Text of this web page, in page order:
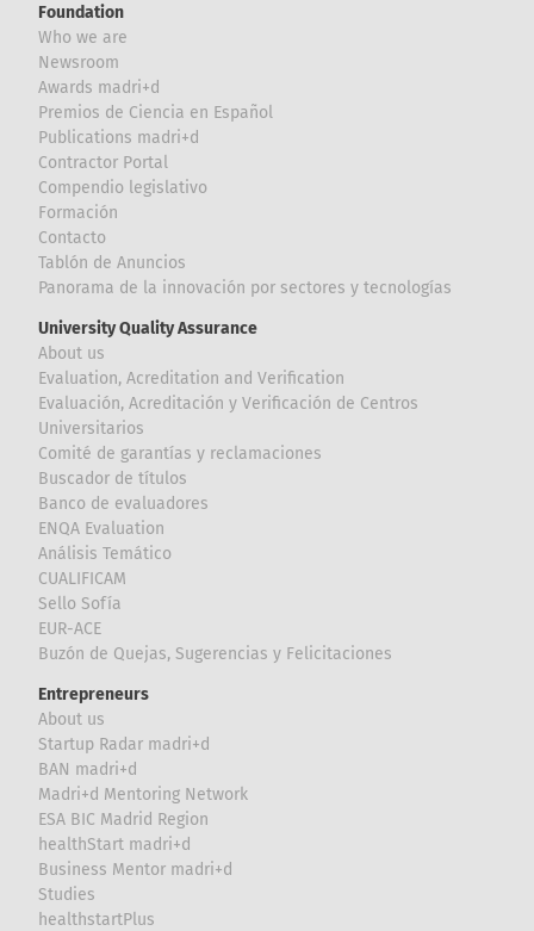
Foundation
Who we are
Newsroom
Awards madri+d
Premios de Ciencia en Español
Publications madri+d
Contractor Portal
Compendio legislativo
Formación
Contacto
Tablón de Anuncios
Panorama de la innovación por sectores y tecnologías
University Quality Assurance
About us
Evaluation, Acreditation and Verification
Evaluación, Acreditación y Verificación de Centros
Universitarios
Comité de garantías y reclamaciones
Buscador de títulos
Banco de evaluadores
ENQA Evaluation
Análisis Temático
CUALIFICAM
Sello Sofía
EUR-ACE
Buzón de Quejas, Sugerencias y Felicitaciones
Entrepreneurs
About us
Startup Radar madri+d
BAN madri+d
Madri+d Mentoring Network
ESA BIC Madrid Region
healthStart madri+d
Business Mentor madri+d
Studies
healthstartPlus